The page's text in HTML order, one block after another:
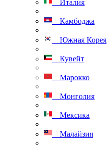
Италия
Камбоджа
Южная Корея
Кувейт
Марокко
Монголия
Мексика
Малайзия